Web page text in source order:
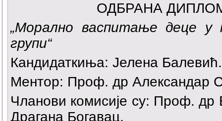
ОДБРАНА
„Морално васпитање деце у
групи“
Кандидаткиња: Јелена Балевић.
Ментор: Проф. др Александар
Чланови комисије су: Проф.
Драгана Богавац.